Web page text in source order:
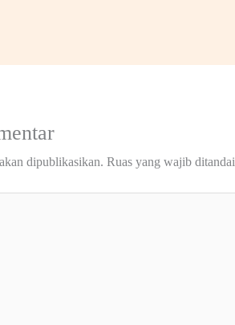
dipublikasikan. Ruas yang wajib ditandai